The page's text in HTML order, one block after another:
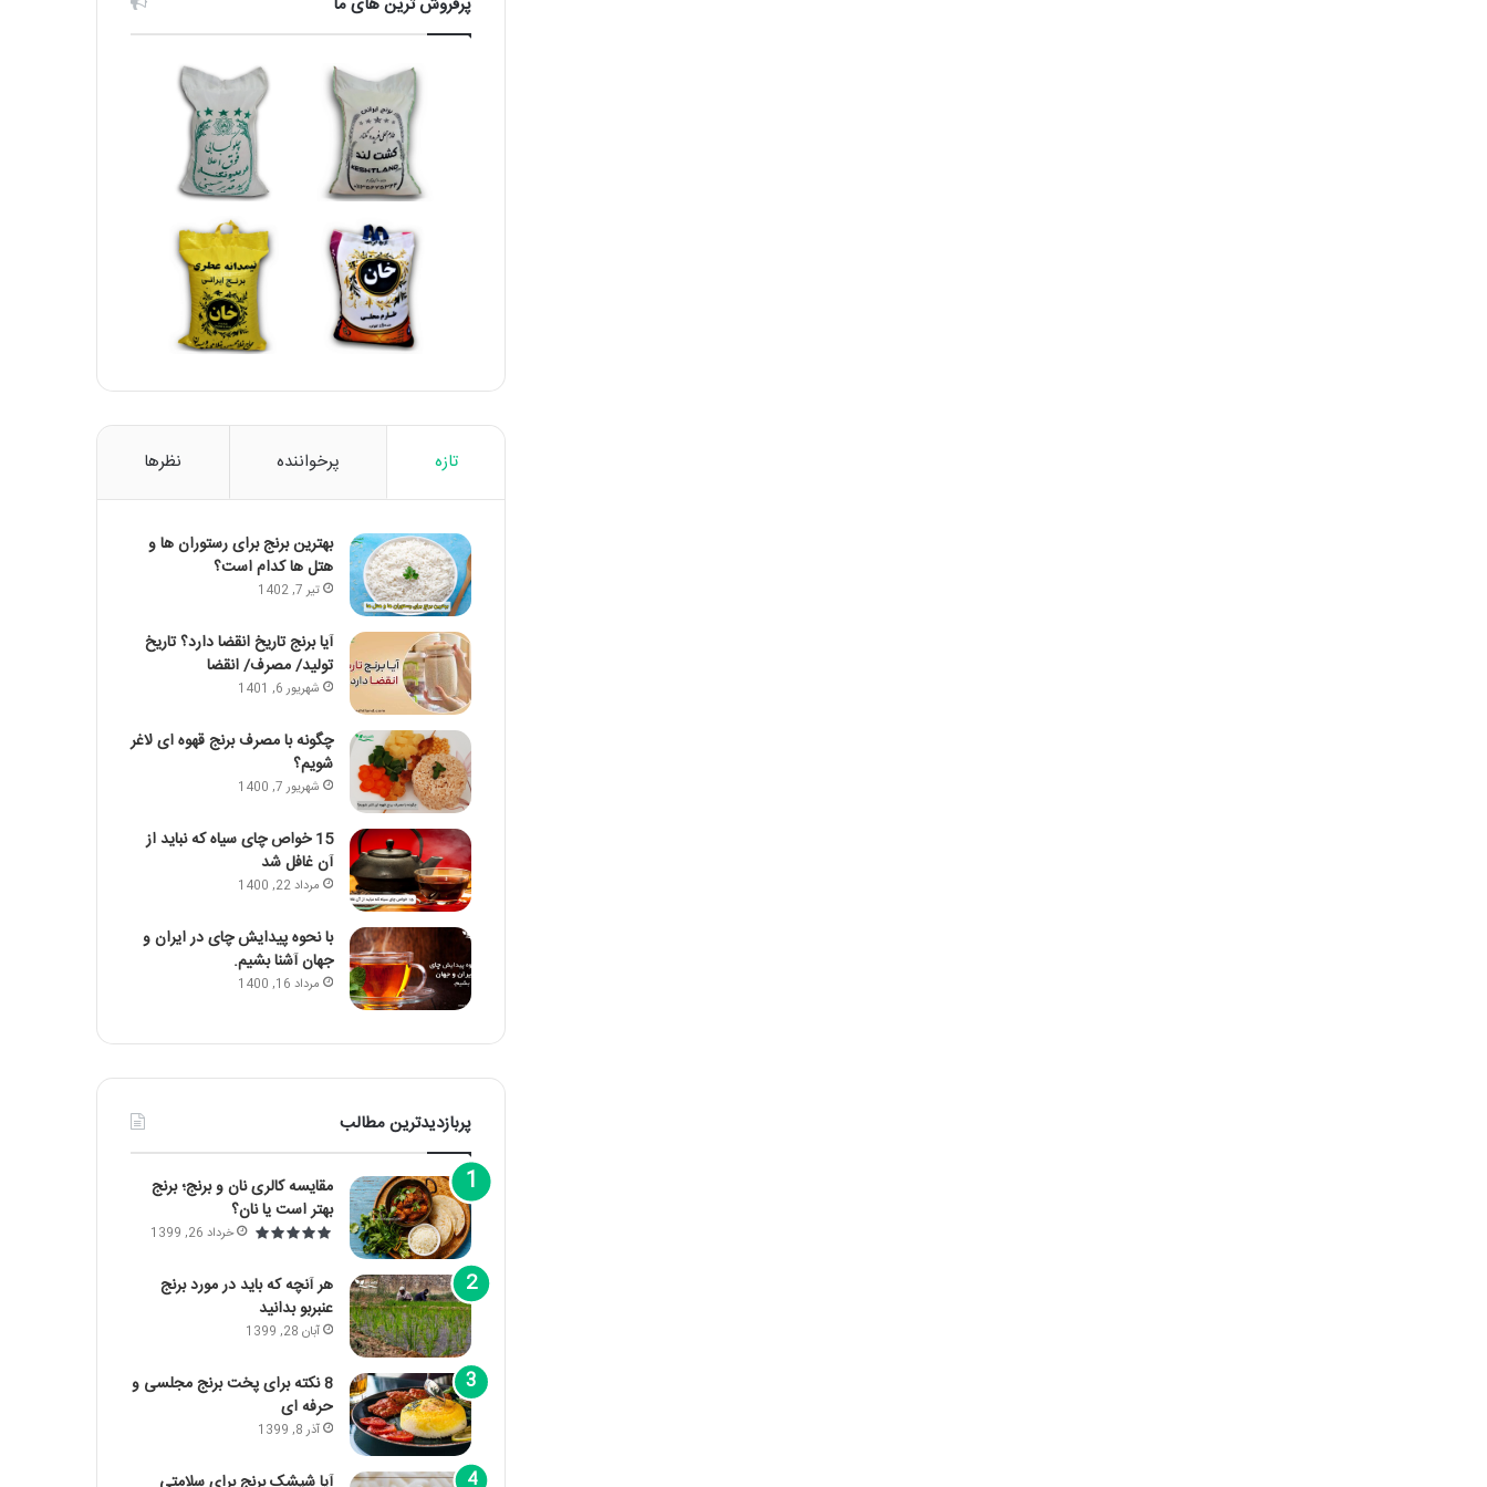
تازه پرخواننده نظرها
بهترین برنج برای رستوران ها و
هتل ها کدام است؟
تیر 7, 1402
آیا برنج تاریخ انقضا دارد؟ تاریخ
تولید/ مصرف/ انقضا
شهریور 6, 1401
چگونه با مصرف برنج قهوه ای لاغر
شویم؟
شهریور 7, 1400
15 خواص چای سیاه که نباید از
آن غافل شد
مرداد 22, 1400
با نحوه پیدایش چای در ایران و
جهان آشنا بشیم.
مرداد 16, 1400
پربازدیدترین مطالب
مقایسه کالری نان و برنج؛ برنج
بهتر است یا نان؟
خرداد 26, 1399
هر آنچه که باید در مورد برنج
عنبربو بدانید
آبان 28, 1399
8 نکته برای پخت برنج مجلسی و
حرفه ای
آذر 8, 1399